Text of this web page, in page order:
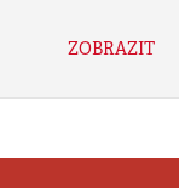
ZOBRAZIT